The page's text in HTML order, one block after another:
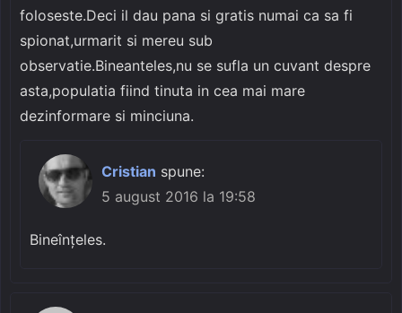
foloseste.Deci il dau pana si gratis numai ca sa fi
spionat,urmarit si mereu sub
observatie.Bineanteles,nu se sufla un cuvant despre
asta,populatia fiind tinuta in cea mai mare
dezinformare si minciuna.
Cristian spune:
5 august 2016 la 19:58
Bineînțeles.